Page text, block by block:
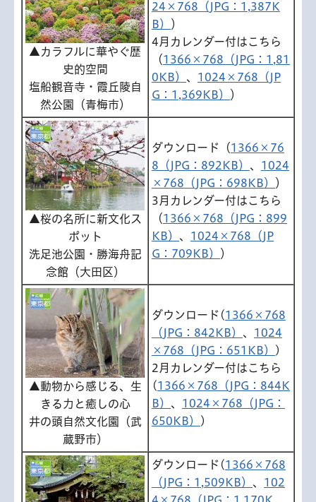
▲カラフルに華やぐ歴
史的空間
塩船観音寺・霞丘陵自
然公園（青梅市）
24×768（JPG：1,387K
B）
）
4月カレンダー付はこちら
（1366×768（JPG：1,81
0KB） 、 1024×768（JP
G：1,369KB）
）
▲桜の名所に新文化ス
ポット
洗足池公園・勝海舟記
念館（大田区）
ダウンロード（1366×76
8（JPG：892KB） 、 1024
×768（JPG：698KB）
）
3月カレンダー付はこちら
（1366×768（JPG：899
KB） 、 1024×768（JP
G：709KB）
）
▲動物から感じる、生
きる力と癒しの心
井の頭自然文化園（武
蔵野市）
ダウンロード(1366×768
（JPG：842KB） 、 1024
×768（JPG：651KB）
)
2月カレンダー付はこちら
(1366×768（JPG：844K
B） 、 1024×768（JPG：
650KB）
)
ダウンロード(1366×768
（JPG：1,509KB） 、 102